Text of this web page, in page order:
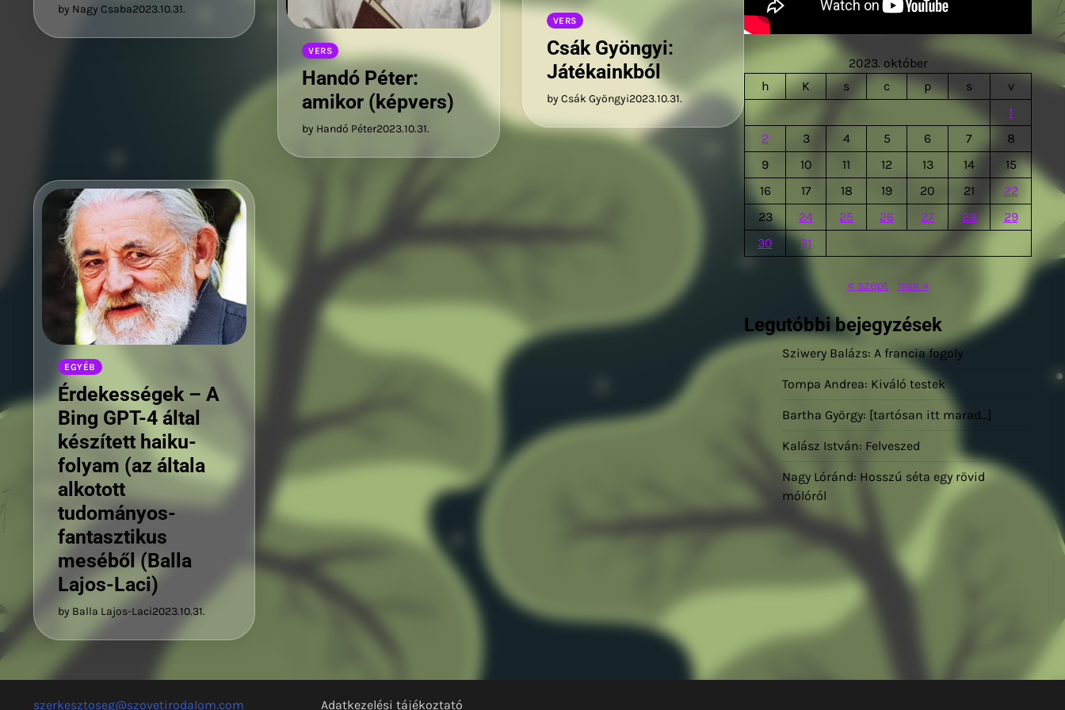
by Nagy Csaba2023.10.31.
VERS
Handó Péter:
amikor (képvers)
by Handó Péter2023.10.31.
VERS
Csák Gyöngyi:
Játékainkból
by Csák Gyöngyi2023.10.31.
EGYÉB
Érdekességek – A
Bing GPT-4 által
készített haiku-
folyam (az általa
alkotott
tudományos-
fantasztikus
meséből (Balla
Lajos-Laci)
by Balla Lajos-Laci2023.10.31.
2023. október
h
K s c p s
v
1
2
3 4 5 6 7
8
9
10 11 12 13 14
15
16
17 18 19 20 21
22
23
24 25 26 27 28
29
30
31
« szept nov »
Legutóbbi bejegyzések
Sziwery Balázs: A francia fogoly
Tompa Andrea: Kiváló testek
Bartha György: [tartósan itt marad…]
Kalász István: Felveszed
Nagy Lóránd: Hosszú séta egy rövid
mólóról
szerkesztoseg@szovetirodalom.com Adatkezelési tájékoztató